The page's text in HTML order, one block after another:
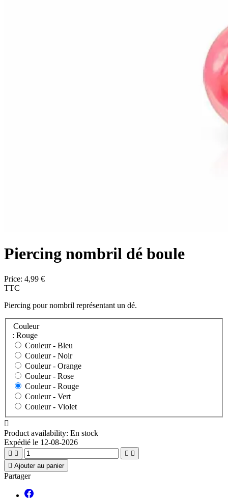
Piercing nombril dé boule
Price: 4,99 €
TTC
Piercing pour nombril représentant un dé.
Couleur
: Rouge
Couleur - Bleu
Couleur - Noir
Couleur - Orange
Couleur - Rose
Couleur - Rouge
Couleur - Vert
Couleur - Violet

Product availability: En stock
Expédié le 12-08-2026
   
 Ajouter au panier
Partager